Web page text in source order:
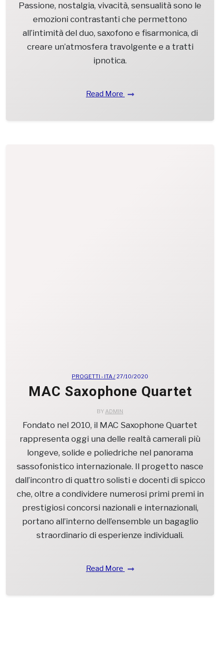
Passione, nostalgia, vivacità, sensualità sono le
emozioni contrastanti che permettono
all’intimità del duo, saxofono e fisarmonica, di
creare un’atmosfera travolgente e a tratti
ipnotica.
Read More
PROGETTI - ITA /27/10/2020
MAC Saxophone Quartet
BYADMIN
Fondato nel 2010, il MAC Saxophone Quartet
rappresenta oggi una delle realtà camerali più
longeve, solide e poliedriche nel panorama
sassofonistico internazionale. Il progetto nasce
dall’incontro di quattro solisti e docenti di spicco
che, oltre a condividere numerosi primi premi in
prestigiosi concorsi nazionali e internazionali,
portano all’interno dell’ensemble un bagaglio
straordinario di esperienze individuali.
Read More